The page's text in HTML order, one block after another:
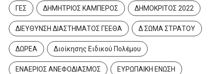
ΓΕΣ ΔΗΜΗΤΡΙΟΣ ΚΑΜΠΕΡΟΣ ΔΗΜΟΚΡΙΤΟΣ 2022
ΔΙΕΥΘΥΝΣΗ ΔΙΑΣΤΗΜΑΤΟΣ ΓΕΕΘΑ Δ ΣΩΜΑ ΣΤΡΑΤΟΥ
ΔΩΡΕΑ Διοίκησης Ειδικού Πολέμου
ΕΝΑΕΡΙΟΣ ΑΝΕΦΟΔΙΑΣΜΟΣ ΕΥΡΩΠΑΙΚΗ ΕΝΩΣΗ